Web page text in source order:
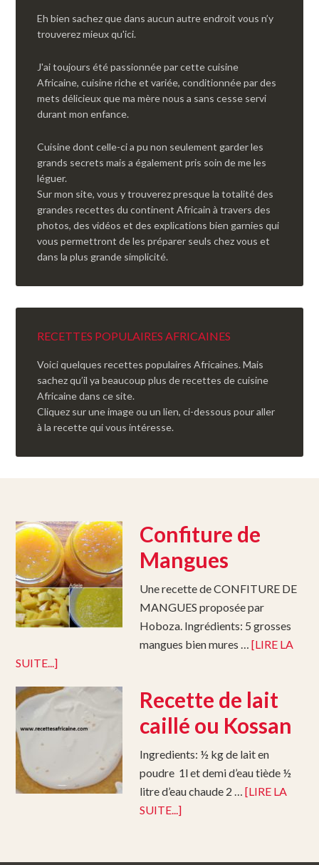
Eh bien sachez que dans aucun autre endroit vous n’y
trouverez mieux qu'ici.
J'ai toujours été passionnée par cette cuisine
Africaine, cuisine riche et variée, conditionnée par des
mets délicieux que ma mère nous a sans cesse servi
durant mon enfance.
Cuisine dont celle-ci a pu non seulement garder les
grands secrets mais a également pris soin de me les
léguer.
Sur mon site, vous y trouverez presque la totalité des
grandes recettes du continent Africain à travers des
photos, des vidéos et des explications bien garnies qui
vous permettront de les préparer seuls chez vous et
dans la plus grande simplicité.
RECETTES POPULAIRES AFRICAINES
Voici quelques recettes populaires Africaines. Mais
sachez qu’il ya beaucoup plus de recettes de cuisine
Africaine dans ce site.
Cliquez sur une image ou un lien, ci-dessous pour aller
à la recette qui vous intéresse.
Confiture de
Mangues
Une recette de CONFITURE DE
MANGUES proposée par
Hoboza. Ingrédients: 5 grosses
mangues bien mures …[LIRE LA
SUITE...]
Recette de lait
caillé ou Kossan
Ingredients: ½ kg de lait en
poudre 1l et demi d’eau tiède ½
litre d’eau chaude 2 …[LIRE LA
SUITE...]